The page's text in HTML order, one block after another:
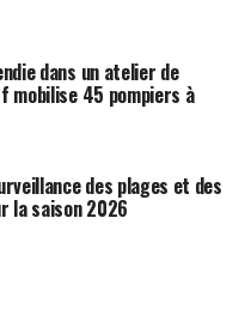
dans un atelier de
mobilise 45 pompiers à
des plages et des
la saison 2026